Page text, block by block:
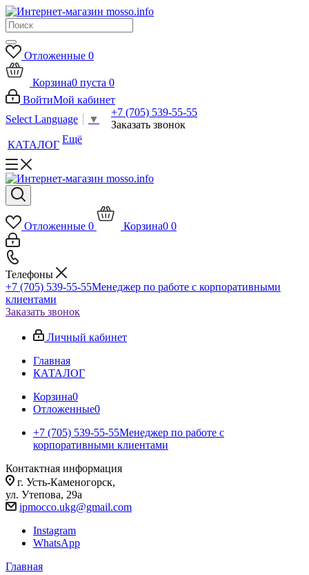
Отложенные 0
Корзина0 пуста 0
ВойтиМой кабинет
Select Language
▼
+7 (705) 539-55-55
Заказать звонок
КАТАЛОГ Ещё
Отложенные 0 Корзина0 0
Телефоны
+7 (705) 539-55-55Менеджер по работе с корпоративными
клиентами
Заказать звонок
Личный кабинет
Главная
КАТАЛОГ
Корзина0
Отложенные0
+7 (705) 539-55-55Менеджер по работе с
корпоративными клиентами
Контактная информация
г. Усть-Каменогорск,
ул. Утепова, 29а
ipmocco.ukg@gmail.com
Instagram
WhatsApp
Главная